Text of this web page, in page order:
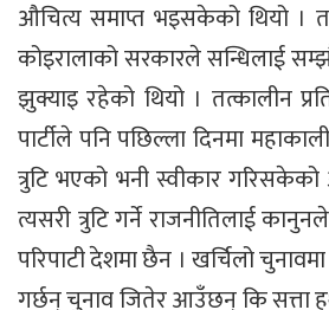
औचित्य समाप्त भइसकेको थियो ।
कोइरालाको सरकारले सन्धिलाई
झुक्याइ रहेको थियो । तत्कालीन
पार्टीले पनि पछिल्ला दिनमा
त्रुटि भएको भनी स्वीकार
त्यसरी त्रुटि गर्ने राजनीतिलाई
परिपाटी देशमा छैन । खर्चिलो
गर्छन् चुनाव जितेर आउँछन् कि सत्ता